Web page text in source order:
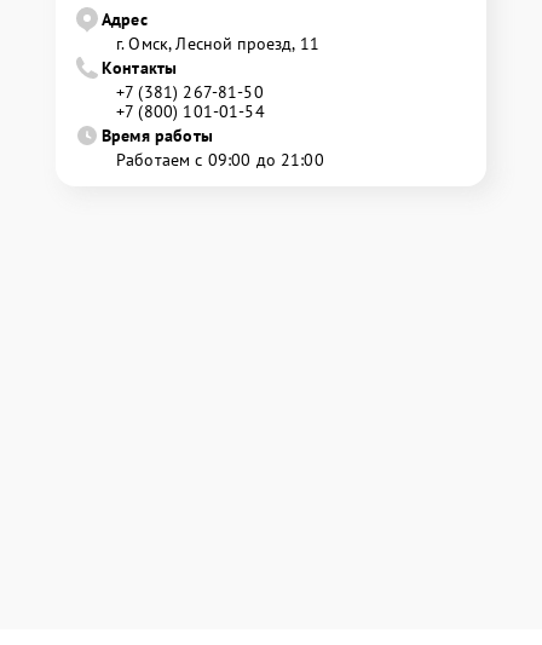
Адрес
г. Омск, ​Лесной проезд, 11
Контакты
+7 (381) 267-81-50
+7 (800) 101-01-54
Время работы
Работаем с 09:00 до 21:00